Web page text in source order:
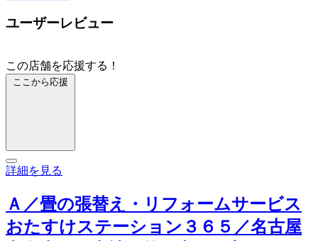
ユーザーレビュー
この店舗を応援する！
ここから応援
詳細を見る
Ａ／畳の張替え・リフォームサービス
おたすけステーション３６５／名古屋